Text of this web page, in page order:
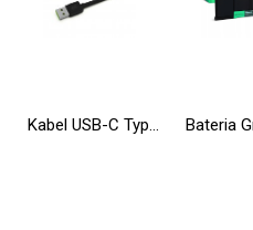
Kabel USB-C Typ C 25cm Green Cell Matte z szybkim ładowaniem Ultra Charge, Quick Charge 3.0